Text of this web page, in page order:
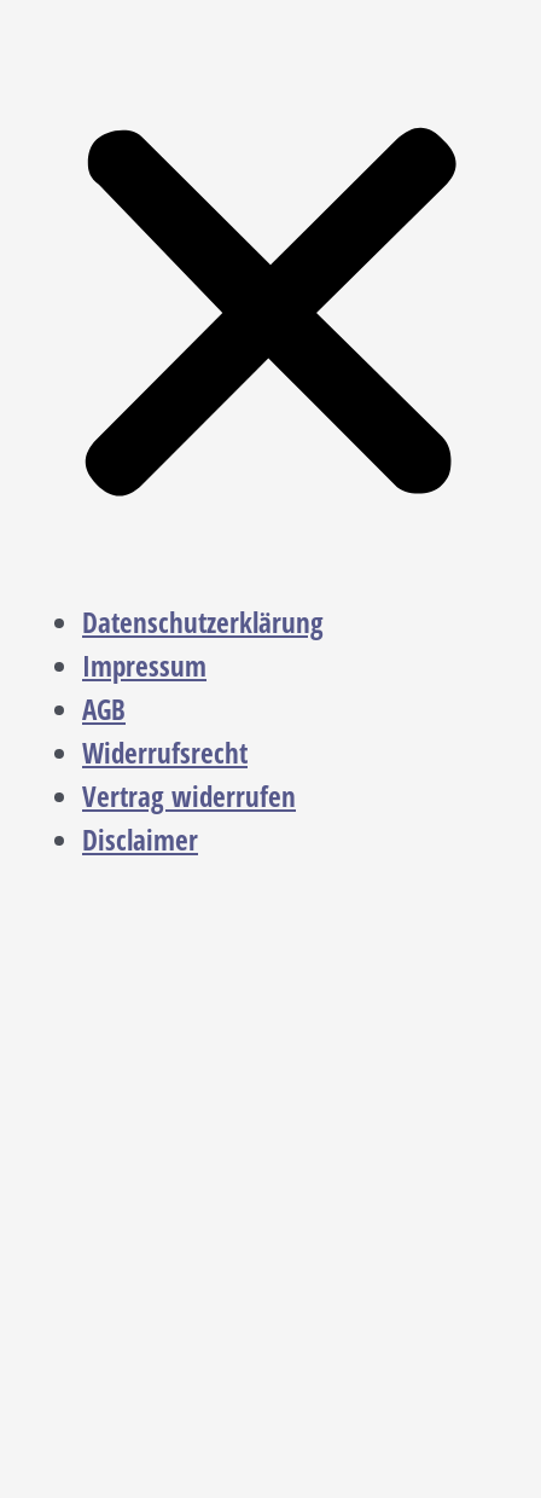
Datenschutzerklärung
Impressum
AGB
Widerrufsrecht
Vertrag widerrufen
Disclaimer